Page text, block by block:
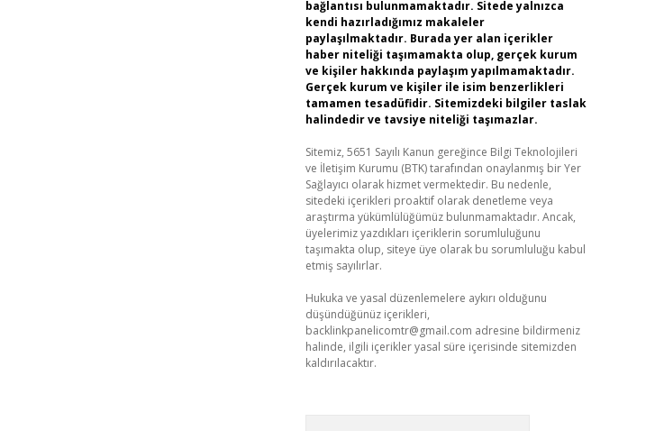
bağlantısı bulunmamaktadır. Sitede yalnızca
kendi hazırladığımız makaleler
paylaşılmaktadır. Burada yer alan içerikler
haber niteliği taşımamakta olup, gerçek kurum
ve kişiler hakkında paylaşım yapılmamaktadır.
Gerçek kurum ve kişiler ile isim benzerlikleri
tamamen tesadüfidir. Sitemizdeki bilgiler taslak
halindedir ve tavsiye niteliği taşımazlar.
Sitemiz, 5651 Sayılı Kanun gereğince Bilgi Teknolojileri
ve İletişim Kurumu (BTK) tarafından onaylanmış bir Yer
Sağlayıcı olarak hizmet vermektedir. Bu nedenle,
sitedeki içerikleri proaktif olarak denetleme veya
araştırma yükümlülüğümüz bulunmamaktadır. Ancak,
üyelerimiz yazdıkları içeriklerin sorumluluğunu
taşımakta olup, siteye üye olarak bu sorumluluğu kabul
etmiş sayılırlar.
Hukuka ve yasal düzenlemelere aykırı olduğunu
düşündüğünüz içerikleri,
backlinkpanelicomtr@gmail.com adresine bildirmeniz
halinde, ilgili içerikler yasal süre içerisinde sitemizden
kaldırılacaktır.